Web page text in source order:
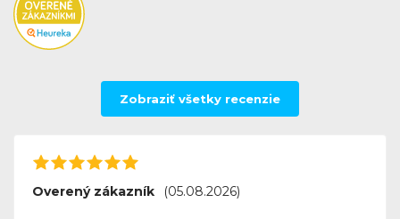
Zobraziť všetky recenzie
Overený zákazník (05.08.2026)